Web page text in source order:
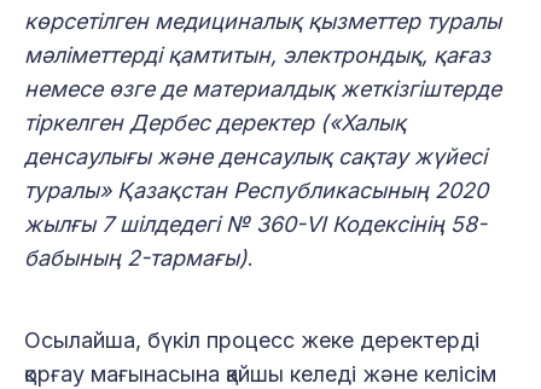
көрсетілген медициналық қызметтер туралы
мәліметтерді қамтитын, электрондық, қағаз
немесе өзге де материалдық жеткізгіштерде
тіркелген Дербес деректер («Халық
денсаулығы және денсаулық сақтау жүйесі
туралы» Қазақстан Республикасының 2020
жылғы 7 шілдедегі № 360-VI Кодексінің 58-
бабының 2-тармағы).
Осылайша, бүкіл процесс жеке деректерді
қорғау мағынасына қайшы келеді және келісім